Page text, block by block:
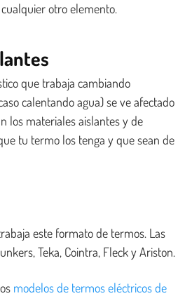
otro elemento.
que trabaja cambiando
calentando agua) se ve afectado
los materiales aislantes y de
tu termo los tenga y que sean de
este formato de termos. Las
Teka, Cointra, Fleck y Ariston.
modelos de termos eléctricos de